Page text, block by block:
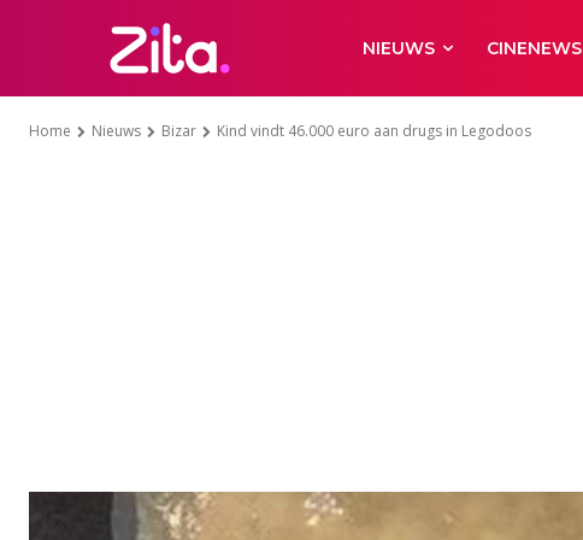
NIEUWS CINENEWS
Home Nieuws Bizar Kind vindt 46.000 euro aan drugs in Legodoos